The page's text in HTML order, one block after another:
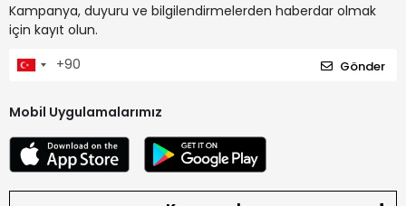
Kampanya, duyuru ve bilgilendirmelerden haberdar olmak
için kayıt olun.
Gönder
Mobil Uygulamalarımız